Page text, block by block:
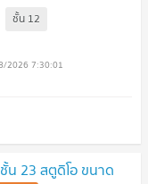
ชั้น 12
2026 7:30:01
น 23 สตูดิโอ ขนาด